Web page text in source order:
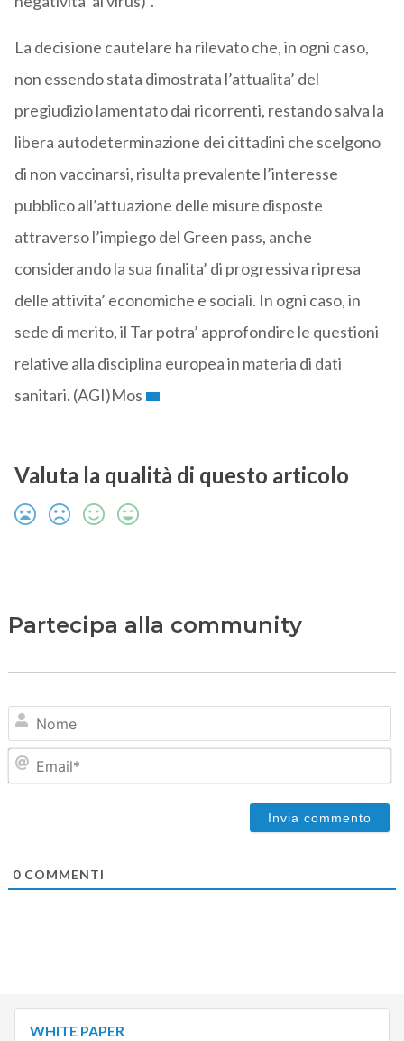
La decisione cautelare ha rilevato che, in ogni caso,
non essendo stata dimostrata l’attualita’ del
pregiudizio lamentato dai ricorrenti, restando salva la
libera autodeterminazione dei cittadini che scelgono
di non vaccinarsi, risulta prevalente l’interesse
pubblico all’attuazione delle misure disposte
attraverso l’impiego del Green pass, anche
considerando la sua finalita’ di progressiva ripresa
delle attivita’ economiche e sociali. In ogni caso, in
sede di merito, il Tar potra’ approfondire le questioni
relative alla disciplina europea in materia di dati
sanitari. (AGI)Mos
Valuta la qualità di questo articolo
Partecipa alla community
0COMMENTI
WHITE PAPER